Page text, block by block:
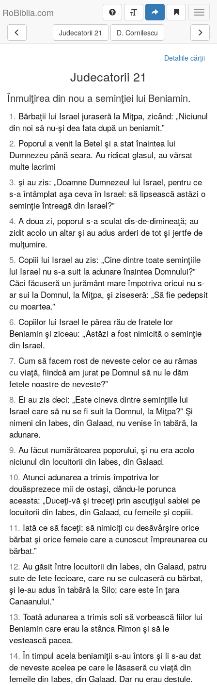
RoBiblia.com
Judecatorii 21 D. Cornilescu
Detaliile cărții
Judecatorii 21
Înmulţirea din nou a seminţiei lui Beniamin.
1. Bărbaţii lui Israel juraseră la Miţpa, zicând: „Niciunul
din noi să nu-şi dea fata după un beniamit.”
2. Poporul a venit la Betel şi a stat înaintea lui
Dumnezeu până seara. Au ridicat glasul, au vărsat
multe lacrimi
3. şi au zis: „Doamne Dumnezeul lui Israel, pentru ce
s-a întâmplat aşa ceva în Israel: să lipsească astăzi o
seminţie întreagă din Israel?”
4. A doua zi, poporul s-a sculat dis-de-dimineaţă; au
zidit acolo un altar şi au adus arderi de tot şi jertfe de
mulţumire.
5. Copiii lui Israel au zis: „Cine dintre toate seminţiile
lui Israel nu s-a suit la adunare înaintea Domnului?”
Căci făcuseră un jurământ mare împotriva oricui nu s-
ar sui la Domnul, la Miţpa, şi ziseseră: „Să fie pedepsit
cu moartea.”
6. Copiilor lui Israel le părea rău de fratele lor
Beniamin şi ziceau: „Astăzi a fost nimicită o seminţie
din Israel.
7. Cum să facem rost de neveste celor ce au rămas
cu viaţă, fiindcă am jurat pe Domnul să nu le dăm
fetele noastre de neveste?”
8. Ei au zis deci: „Este cineva dintre seminţiile lui
Israel care să nu se fi suit la Domnul, la Miţpa?” Şi
nimeni din Iabes, din Galaad, nu venise în tabără, la
adunare.
9. Au făcut numărătoarea poporului, şi nu era acolo
niciunul din locuitorii din Iabes, din Galaad.
10. Atunci adunarea a trimis împotriva lor
douăsprezece mii de ostaşi, dându-le porunca
aceasta: „Duceţi-vă şi treceţi prin ascuţişul sabiei pe
locuitorii din Iabes, din Galaad, cu femeile şi copiii.
11. Iată ce să faceţi: să nimiciţi cu desăvârşire orice
bărbat şi orice femeie care a cunoscut împreunarea cu
bărbat.”
12. Au găsit între locuitorii din Iabes, din Galaad, patru
sute de fete fecioare, care nu se culcaseră cu bărbat,
şi le-au adus în tabără la Silo; care este în ţara
Canaanului.”
13. Toată adunarea a trimis soli să vorbească fiilor lui
Beniamin care erau la stânca Rimon şi să le
vestească pacea.
14. În timpul acela beniamiţii s-au întors şi li s-au dat
de neveste acelea pe care le lăsaseră cu viaţă din
femeile din Iabes, din Galaad. Dar nu erau destule.